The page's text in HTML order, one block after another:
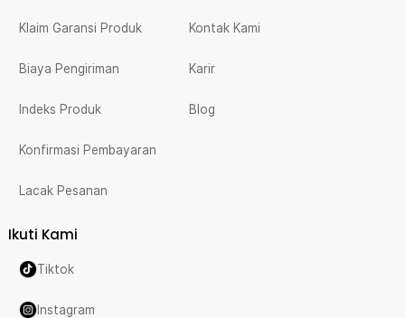
Klaim Garansi Produk
Biaya Pengiriman
Indeks Produk
Konfirmasi Pembayaran
Lacak Pesanan
Kontak Kami
Karir
Blog
Ikuti Kami
Tiktok
Instagram